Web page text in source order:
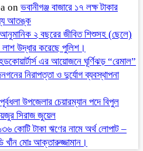
on ভবানীগঞ্জ বাজারে ১৭ লক্ষ টাকার
আতঙ্ক
আনুমানিক ২ বছরের জীবিত শিশুসহ (ছেলে)
উদ্ধার করেছে পুলিশ।
এর আয়োজনে ঘূর্ণিঝড় “রেমাল”
নিরাপত্তা ও দুর্যোগ ব্যবস্থাপনা
উপজেলার চেয়ারম্যান পদে বিপুল
সিরাজ জুয়েল
কোটি টাকা ঋণের নামে অর্থ লোপাট –
মোঃ আক্তারুজ্জামান।